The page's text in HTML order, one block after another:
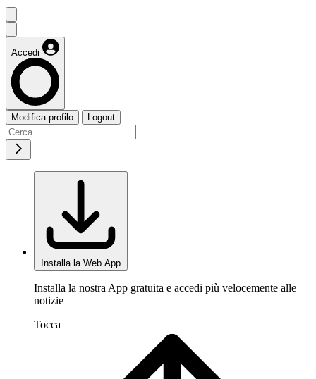
Accedi
Modifica profilo Logout
Installa la Web App
Installa la nostra App gratuita e accedi più velocemente alle
notizie
Tocca